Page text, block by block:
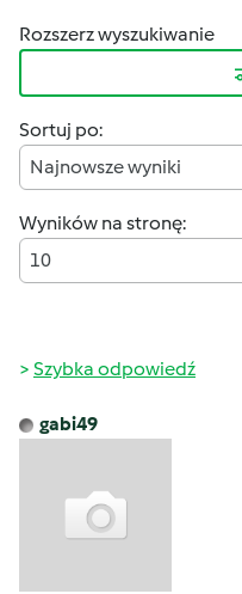
Rozszerz wyszukiwanie
Sortuj po:
Najnowsze wyniki
Wyników na stronę:
10
Szybka odpowiedź
gabi49